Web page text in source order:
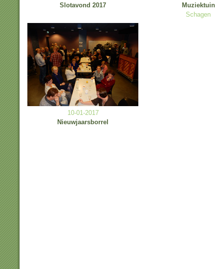
Slotavond 2017
Muziektuin
Schagen
10-01-2017
Nieuwjaarsborrel